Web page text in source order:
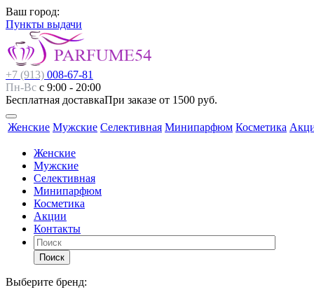
Ваш город:
Пункты выдачи
+7 (913) 008-67-81
Пн-Вс с 9:00 - 20:00
Бесплатная доставкаПри заказе от 1500 руб.
Женские Мужские Селективная Минипарфюм Косметика
Женские
Мужские
Селективная
Минипарфюм
Косметика
Акции
Контакты
Поиск
Выберите бренд: